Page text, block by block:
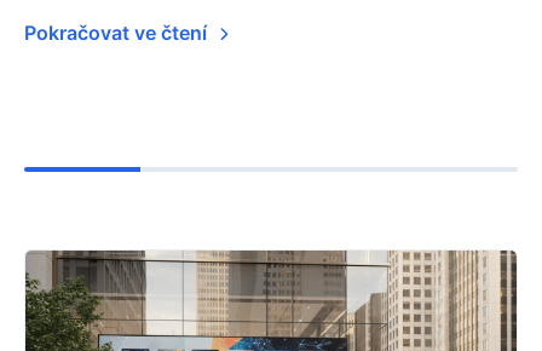
Pokračovat ve čtení